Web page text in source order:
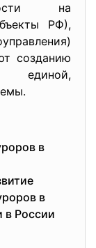
на
РФ),
созданию
единой,
в
в
в России